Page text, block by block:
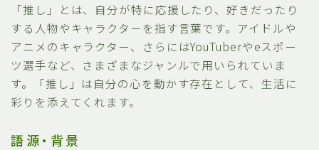
日常でよく聞く流行語
略語・造語
「推し」とは、自分が特に応援したり、好きだったり
する人物やキャラクターを指す言葉です。アイドルや
アニメのキャラクター、さらにはYouTuberやeスポー
ツ選手など、さまざまなジャンルで用いられていま
す。「推し」は自分の心を動かす存在として、生活に
彩りを添えてくれます。
語源・背景